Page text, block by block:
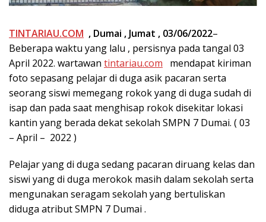
TINTARIAU.COM , Dumai , Jumat , 03/06/2022–
Beberapa waktu yang lalu , persisnya pada tangal 03
April 2022. wartawan tintariau.com mendapat kiriman
foto sepasang pelajar di duga asik pacaran serta
seorang siswi memegang rokok yang di duga sudah di
isap dan pada saat menghisap rokok disekitar lokasi
kantin yang berada dekat sekolah SMPN 7 Dumai. ( 03
– April – 2022 )
Pelajar yang di duga sedang pacaran diruang kelas dan
siswi yang di duga merokok masih dalam sekolah serta
mengunakan seragam sekolah yang bertuliskan
diduga atribut SMPN 7 Dumai .